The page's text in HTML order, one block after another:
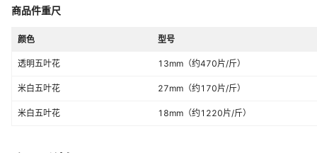
商品件重尺
颜色 型号
透明五叶花 13mm（约470片/斤）
米白五叶花 27mm（约170片/斤）
米白五叶花 18mm（约1220片/斤）